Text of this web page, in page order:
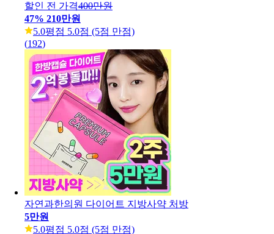
할인 전 가격400만원
47% 210만원
5.0평점 5.0점 (5점 만점)
(192)
자연과한의원 다이어트 지방사약 처방
5만원
5.0평점 5.0점 (5점 만점)